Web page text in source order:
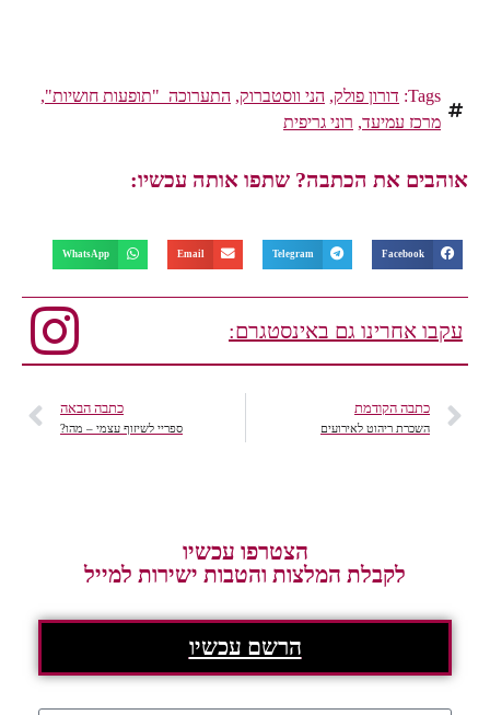
Tags: דורון פולק,הני ווסטברוק,התערוכה "תופעות חושיות",
מרכז עמיעד,רוני גריפית
אוהבים את הכתבה? שתפו אותה עכשיו:
Facebook
Telegram
Email
WhatsApp
עקבו אחרינו גם באינסטגרם:
כתבה הקודמת
השכרת ריהוט לאירועים
כתבה הבאה
ספריי לשיזוף עצמי – מהו?
הצטרפו עכשיו
לקבלת המלצות והטבות ישירות למייל
הרשם עכשיו